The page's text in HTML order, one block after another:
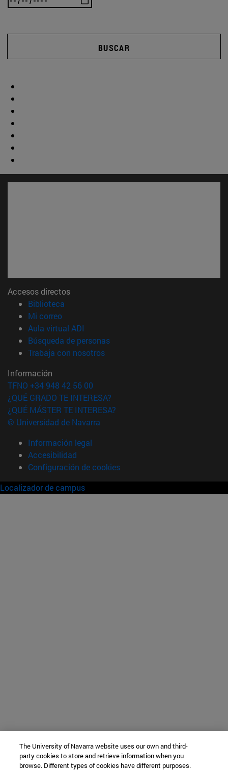
BUSCAR
Accesos directos
Biblioteca
Mi correo(abre en nueva ventana)
Aula virtual ADI
Búsqueda de personas(abre en nueva ventana)
Trabaja con nosotros(abre en nueva ventana)
Información
TFNO +34 948 42 56 00
¿QUÉ GRADO TE INTERESA?
¿QUÉ MÁSTER TE INTERESA?
© Universidad de Navarra
Información legal
Accesibilidad
Configuración de cookies
Localizador de campus
The University of Navarra website uses our own and third-
party cookies to store and retrieve information when you
browse. Different types of cookies have different purposes.